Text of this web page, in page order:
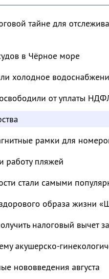
тайне для
в Чёрное море
холодное
от уплаты
рамки для
работу пляжей
стали самыми
образа жизни
налоговый вычет
акушерско-
нововведения августа